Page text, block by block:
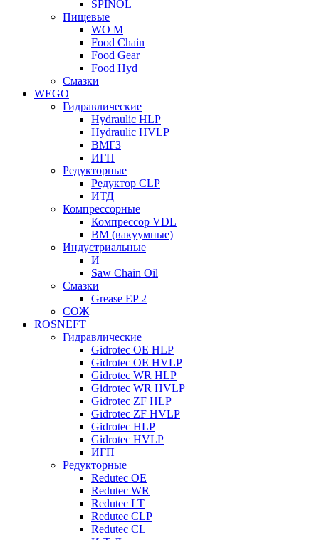
SPINOL
Пищевые
WO M
Food Chain
Food Gear
Food Hyd
Смазки
WEGO
Гидравлические
Hydraulic HLP
Hydraulic HVLP
ВМГЗ
ИГП
Редукторные
Редуктор CLP
ИТД
Компрессорные
Компрессор VDL
ВМ (вакуумные)
Индустриальные
И
Saw Chain Oil
Смазки
Grease EP 2
СОЖ
ROSNEFT
Гидравлические
Gidrotec OE HLP
Gidrotec OE HVLP
Gidrotec WR HLP
Gidrotec WR HVLP
Gidrotec ZF HLP
Gidrotec ZF HVLP
Gidrotec HLP
Gidrotec HVLP
ИГП
Редукторные
Redutec OE
Redutec WR
Redutec LT
Redutec CLP
Redutec CL